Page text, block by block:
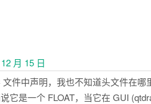
月 15 日
文件中声明，我也不知道头文件在
它是一个 FLOAT，当它在 GUI